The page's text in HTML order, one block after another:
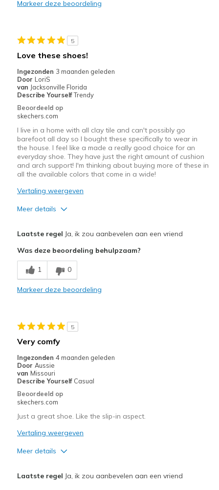
Casual Wear
Width
Feels true to width
Sizing
Feels true to size
View On Shoes
Markeer deze beoordeling
5
Love these shoes!
Ingezonden 3 maanden geleden
Door LoriS
van Jacksonville Florida
Describe YourselfTrendy
Beoordeeld op
skechers.com
I live in a home with all clay tile and can't possibly go
barefoot all day so I bought these specifically to wear in
the house. I feel like a made a really good choice for an
everyday shoe. They have just the right amount of cushion
and arch support! I'm thinking about buying more of these in
all the available colors that come in a wide!
Vertaling weergeven
Meer details
Breathe Well
Comfortable
Going Out
Sizing
Feels true to size
View On Shoes
Shoes are for Wearing
Laatste regel Ja, ik zou aanbevelen aan een vriend
Was deze beoordeling behulpzaam?
1 0
Markeer deze beoordeling
5
Very comfy
Ingezonden 4 maanden geleden
Door Aussie
van Missouri
Describe Yourself Casual
Beoordeeld op
skechers.com
Just a great shoe. Like the slip-in aspect.
Vertaling weergeven
Meer details
Laatste regel Ja, ik zou aanbevelen aan een vriend